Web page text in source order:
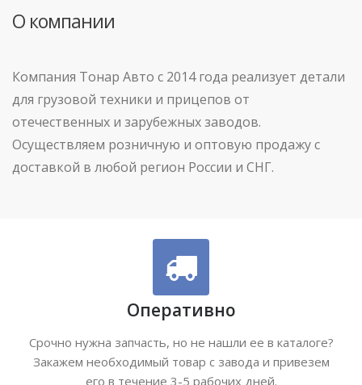
О компании
Компания Тонар Авто с 2014 года реализует детали
для грузовой техники и прицепов от
отечественных и зарубежных заводов.
Осуществляем розничную и оптовую продажу с
доставкой в любой регион России и СНГ.
Оперативно
Срочно нужна запчасть, но не нашли ее в каталоге?
Закажем необходимый товар с завода и привезем
его в течение 3-5 рабочих дней.